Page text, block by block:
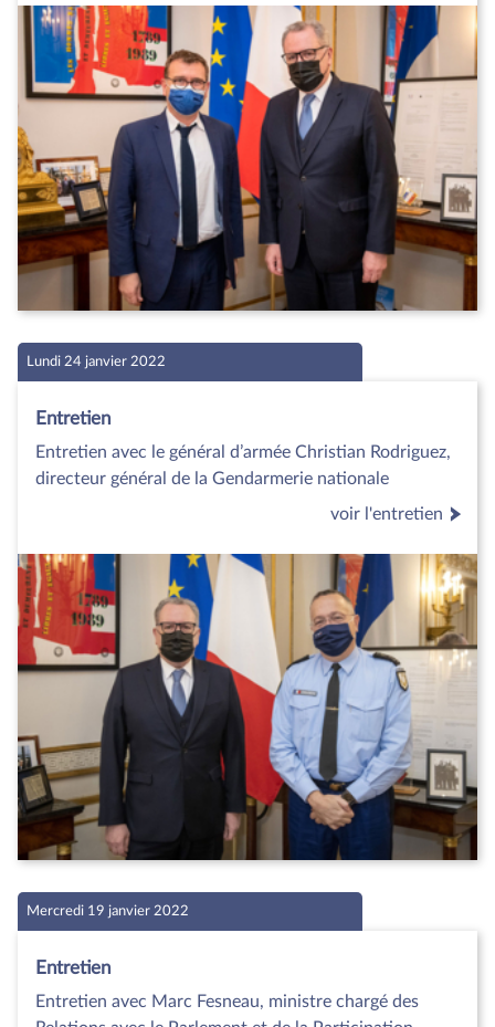
Lundi 24 janvier 2022
Entretien
Entretien avec le général d’armée Christian Rodriguez,
directeur général de la Gendarmerie nationale
voir l'entretien
Mercredi 19 janvier 2022
Entretien
Entretien avec Marc Fesneau, ministre chargé des